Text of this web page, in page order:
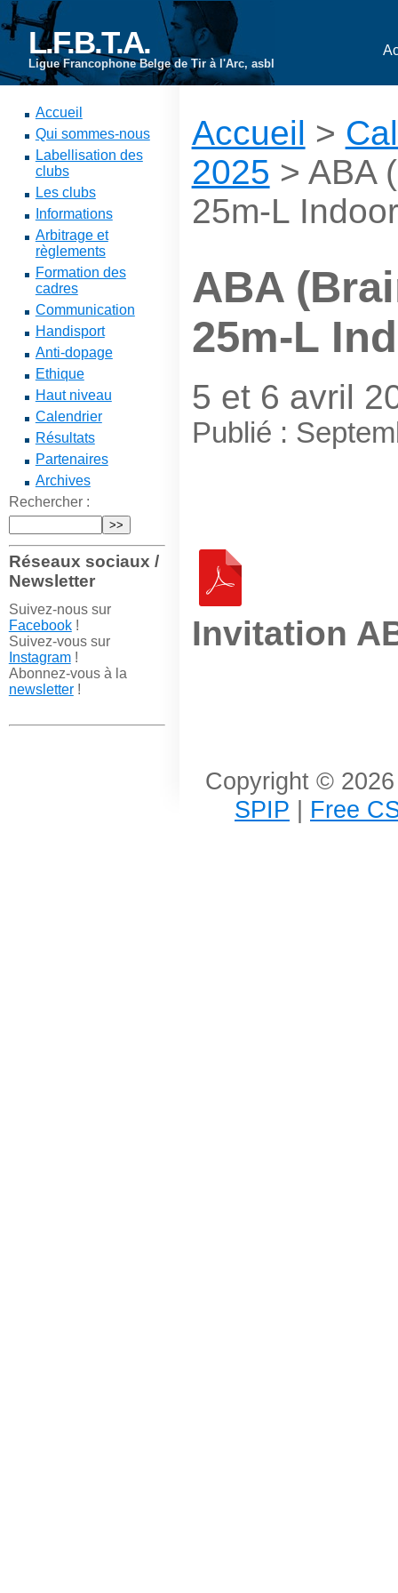
L.F.B.T.A.
Ligue Francophone Belge de Tir à l'Arc, asbl
Accueil
Qui sommes-nous
Labellisation des
clubs
Les clubs
Informations
Arbitrage et
règlements
Formation des
cadres
Communication
Handisport
Anti-dopage
Ethique
Haut niveau
Calendrier
Résultats
Partenaires
Archives
Rechercher :
Réseaux sociaux /
Newsletter
Suivez-nous sur
Facebook!
Suivez-vous sur
Instagram!
Abonnez-vous à la
newsletter!
Accueil >
2025 > ABA
25m-L Indoor
ABA
25m-L
5 et 6 avril
Publié :
Invitation
Copyright ©
SPIP | Free